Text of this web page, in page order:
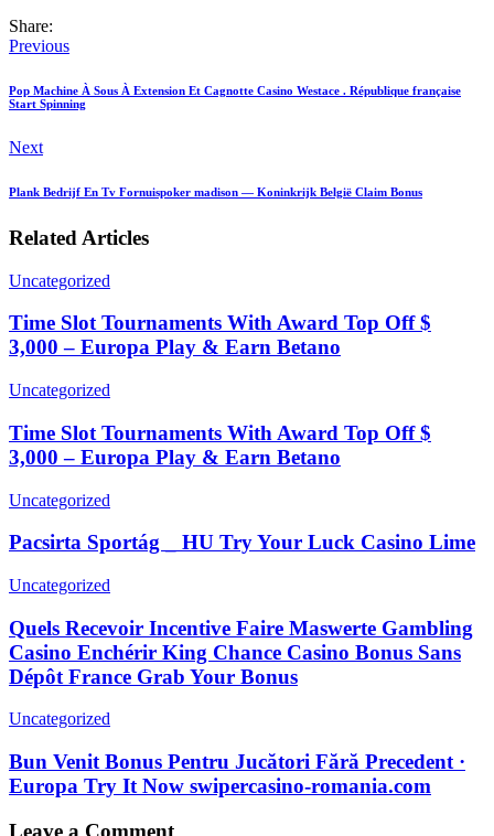
Share:
Previous
Pop Machine À Sous À Extension Et Cagnotte Casino Westace . République française
Start Spinning
Next
Plank Bedrijf En Tv Fornuispoker madison — Koninkrijk België Claim Bonus
Related Articles
Uncategorized
Time Slot Tournaments With Award Top Off $
3,000 – Europa Play & Earn Betano
Uncategorized
Time Slot Tournaments With Award Top Off $
3,000 – Europa Play & Earn Betano
Uncategorized
Pacsirta Sportág _ HU Try Your Luck Casino Lime
Uncategorized
Quels Recevoir Incentive Faire Maswerte Gambling
Casino Enchérir King Chance Casino Bonus Sans
Dépôt France Grab Your Bonus
Uncategorized
Bun Venit Bonus Pentru Jucători Fără Precedent ·
Europa Try It Now swipercasino-romania.com
Leave a Comment